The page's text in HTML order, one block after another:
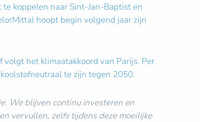
koppelen naar Sint-Jan-Baptist en
hoopt begin volgend jaar zijn
het klimaatakkoord van Parijs. Per
te zijn tegen 2050.
We blijven continu investeren en
vervullen, zelfs tijdens deze moeilijke